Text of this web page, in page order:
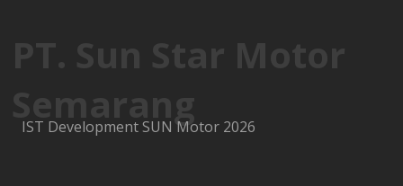
PT. Sun Star Motor
Semarang
IST Development SUN Motor 2026